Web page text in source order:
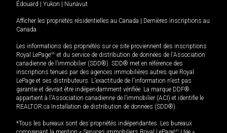
Édouard
Yukon Nunavut
Afficher les propriétés résidentielles au Canada
Dernières inscriptions au
Canada
Les informations des propriétés sur ce site proviennent des inscriptions
Royal LePageMD et du service de distribution de données de l'Association
canadienne de l’immobilier (SDD®). SDD® met en référence des
inscriptions tenues par des agences immobilières autres que Royal
LePage et ses distributeurs. L'exactitude de l'information n'est pas
garantie et devrait être indépendamment vérifiée. La marque DDF®
appartient à l'Association canadienne de l’immobilier (ACI) et identifie le
REALTOR.ca Installation de distribution de données (SDD®).
*Tous les bureaux sont des propriétés indépendantes. Les bureaux
MD